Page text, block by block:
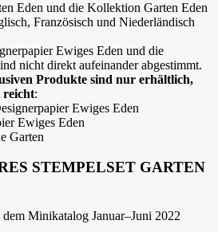
Eden und die Kollektion Garten Eden
Französisch und Niederländisch
Ewiges Eden und die
nicht direkt aufeinander abgestimmt.
Produkte sind nur erhältlich,
reicht:
Ewiges Eden
Ewiges Eden
Garten
STEMPELSET GARTEN
Minikatalog Januar–Juni 2022